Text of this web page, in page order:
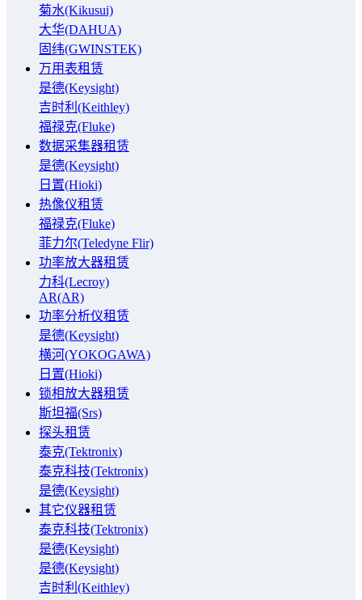
菊水(Kikusui)
大华(DAHUA)
固纬(GWINSTEK)
万用表租赁
是德(Keysight)
吉时利(Keithley)
福禄克(Fluke)
数据采集器租赁
是德(Keysight)
日置(Hioki)
热像仪租赁
福禄克(Fluke)
菲力尔(Teledyne Flir)
功率放大器租赁
力科(Lecroy)
AR(AR)
功率分析仪租赁
是德(Keysight)
横河(YOKOGAWA)
日置(Hioki)
锁相放大器租赁
斯坦福(Srs)
探头租赁
泰克(Tektronix)
泰克科技(Tektronix)
是德(Keysight)
其它仪器租赁
泰克科技(Tektronix)
是德(Keysight)
是德(Keysight)
吉时利(Keithley)